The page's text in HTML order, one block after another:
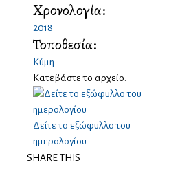
Χρονολογία:
2018
Τοποθεσία:
Κύμη
Κατεβάστε το αρχείο:
Δείτε το εξώφυλλο του
ημερολογίου
SHARE THIS